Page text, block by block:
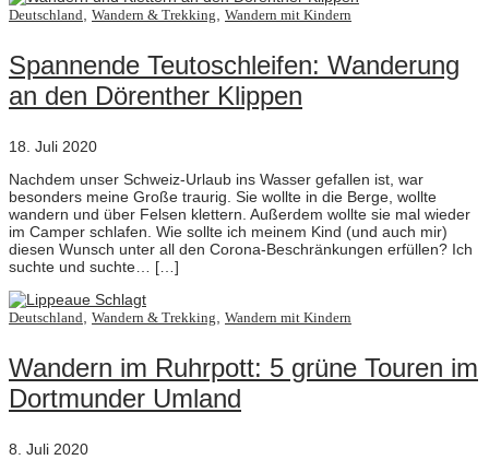
Deutschland Wandern & Trekking Wandern mit Kindern
Spannende Teutoschleifen: Wanderung
an den Dörenther Klippen
18. Juli 2020
Nachdem unser Schweiz-Urlaub ins Wasser gefallen ist, war
besonders meine Große traurig. Sie wollte in die Berge, wollte
wandern und über Felsen klettern. Außerdem wollte sie mal wieder
im Camper schlafen. Wie sollte ich meinem Kind (und auch mir)
diesen Wunsch unter all den Corona-Beschränkungen erfüllen? Ich
suchte und suchte… […]
Deutschland Wandern & Trekking Wandern mit Kindern
Wandern im Ruhrpott: 5 grüne Touren im
Dortmunder Umland
8. Juli 2020